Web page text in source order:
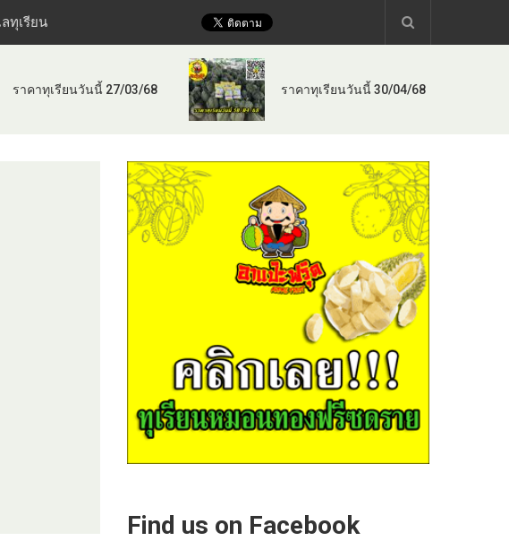
ทุเรียน
ราคาทุเรียนวันนี้ 27/03/68 ราคาทุเรียนวันนี้ 30/04/68
Find us on Facebook